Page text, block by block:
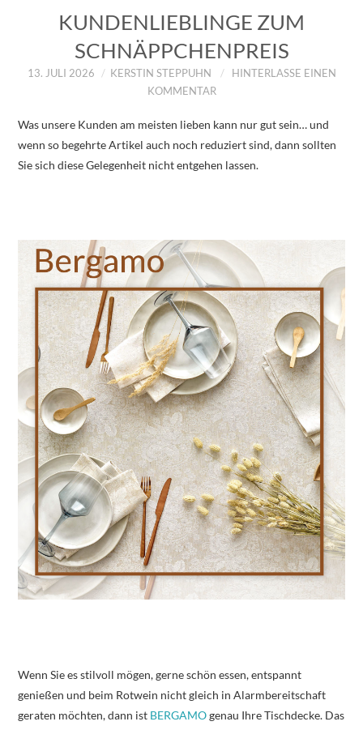
KUNDENLIEBLINGE ZUM
SCHNÄPPCHENPREIS
13. JULI 2026 KERSTIN STEPPUHN
HINTERLASSE EINEN
KOMMENTAR
Was unsere Kunden am meisten lieben kann nur gut sein… und
wenn so begehrte Artikel auch noch reduziert sind, dann sollten
Sie sich diese Gelegenheit nicht entgehen lassen.
Wenn Sie es stilvoll mögen, gerne schön essen, entspannt
genießen und beim Rotwein nicht gleich in Alarmbereitschaft
geraten möchten, dann ist BERGAMOgenau Ihre Tischdecke. Das